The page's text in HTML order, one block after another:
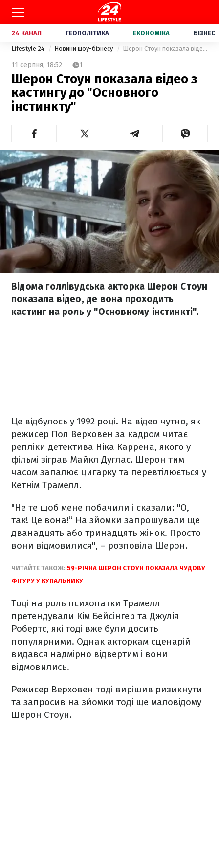
24 КАНАЛ ГЕОПОЛІТИКА ЕКОНОМІКА БІЗНЕС
Lifestyle 24 Новини шоу-бізнесу Шерон Стоун показала відео з кастингу до "Основного інстинкту"
11 серпня, 18:52 1
Шерон Стоун показала відео з
кастингу до "Основного
інстинкту"
Відома голлівудська акторка Шерон Стоун
показала відео, де вона проходить
кастинг на роль у "Основному інстинкті".
Це відбулось у 1992 році. На відео чутно, як
режисер Пол Верховен за кадром читає
репліки детектива Ніка Каррена, якого у
фільмі зіграв Майкл Дуглас. Шерон тим
часом запалює цигарку та перевтілюється у
Кетнім Трамелл.
"Не те щоб мене побачили і сказали: "О,
так! Це вона!” На зйомки запрошували ще
дванадцять або тринадцять жінок. Просто
вони відмовилися", – розповіла Шерон.
ЧИТАЙТЕ ТАКОЖ: 59-РІЧНА ШЕРОН СТОУН ПОКАЗАЛА ЧУДОВУ
ФІГУРУ У КУПАЛЬНИКУ
Тоді на роль психопатки Трамелл
претендували Кім Бейсінгер та Джулія
Робертс, які тоді вже були досить
популярними. Однак акторкам сценарій
видався надмірно відвертим і вони
відмовились.
Режисер Верховен тоді вирішив ризикнути
та запросив на зйомки тоді ще маловідому
Шерон Стоун.